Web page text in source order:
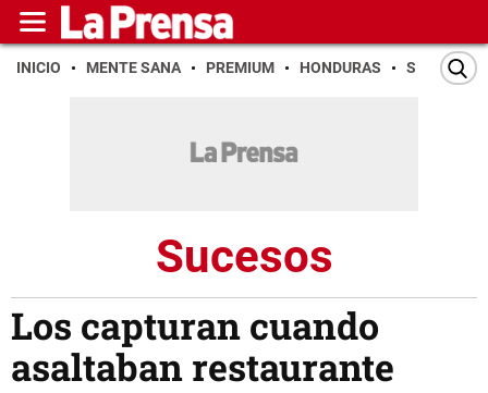
INICIO MENTE SANA PREMIUM HONDURAS SAN PEDRO
Sucesos
Los capturan cuando
asaltaban restaurante